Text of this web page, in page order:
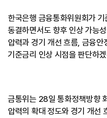
한국은행 금융통화위원회가
동결하면서도 향후 인상 가능
압력과 경기 개선 흐름, 금융안
기준금리 인상 시점을 판단하
금통위는 28일 통화정책방향
압력의 확대 정도와 경기 개선